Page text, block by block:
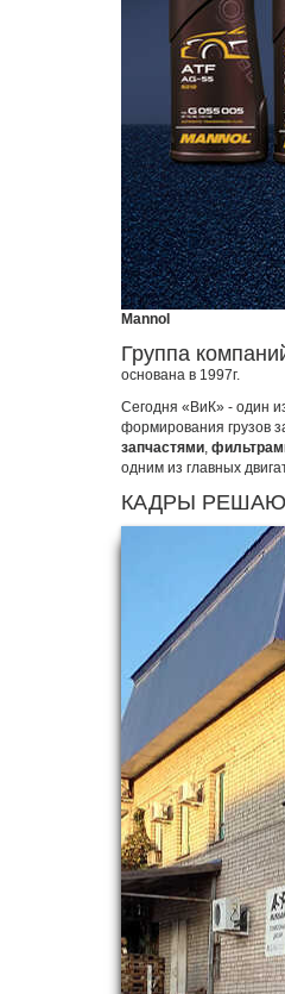
Mannol
Группа
основана в 1997г.
Сегодня «ВиК» - один
формирования грузов
запчастями
одним из главных
КАДРЫ